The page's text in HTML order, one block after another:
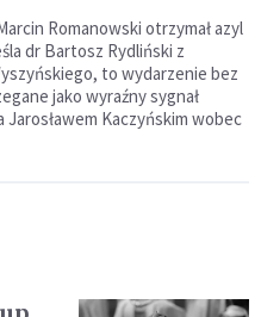
Romanowski otrzymał azyl
dr Bartosz Rydliński z
to wydarzenie bez
jako wyraźny sygnał
Kaczyńskim wobec